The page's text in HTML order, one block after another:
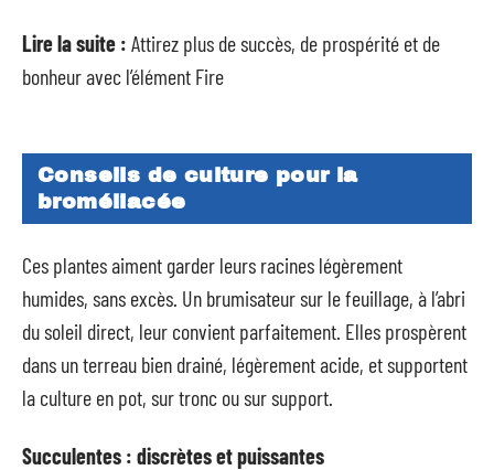
Lire la suite : Attirez plus de succès, de prospérité et de
bonheur avec l’élément Fire
Conseils de culture pour la
broméliacée
Ces plantes aiment garder leurs racines légèrement
humides, sans excès. Un brumisateur sur le feuillage, à l’abri
du soleil direct, leur convient parfaitement. Elles prospèrent
dans un terreau bien drainé, légèrement acide, et supportent
la culture en pot, sur tronc ou sur support.
Succulentes : discrètes et puissantes